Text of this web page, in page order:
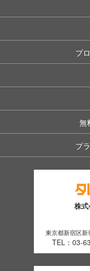
株
東京都新宿区
TEL：03-
プ
無
プ